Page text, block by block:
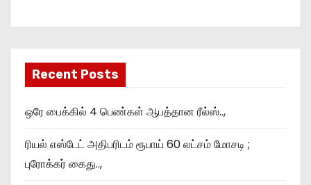
Recent Posts
ஒரே பைக்கில் 4 பெண்கள் ஆபத்தான ரீல்ஸ்..,
ரியல் எஸ்டேட் அதிபரிடம் ரூபாய் 60 லட்சம் மோசடி ;
புரோக்கர் கைது..,